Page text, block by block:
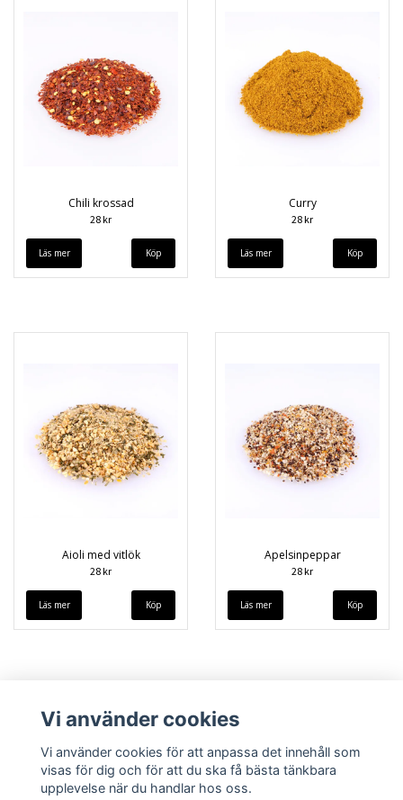
Chili krossad
28 kr
Läs mer
Curry
28 kr
Läs mer
Aioli med vitlök
28 kr
Läs mer
Apelsinpeppar
28 kr
Läs mer
Vi använder cookies
Vi använder cookies för att anpassa det innehåll som
visas för dig och för att du ska få bästa tänkbara
upplevelse när du handlar hos oss.